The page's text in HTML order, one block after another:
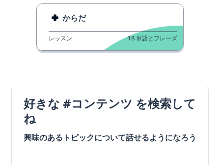
からだ
レッスン 18単語とフレーズ
好きな #コンテンツ を検索して
ね
興味のあるトピックについて話せるようになろう